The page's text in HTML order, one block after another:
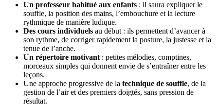
Un professeur habitué aux enfants : il saura expliquer le
souffle, la position des mains, l’embouchure et la lecture
rythmique de manière ludique.
Des cours individuels au début : ils permettent d’avancer à
son rythme, de corriger rapidement la posture, la justesse et la
tenue de l’anche.
Un répertoire motivant : petites mélodies, comptines,
morceaux simples qui donnent envie de s’entraîner entre les
leçons.
Une approche progressive de la technique de souffle, de la
gestion de l’air et des premiers doigtés, sans pression de
résultat.